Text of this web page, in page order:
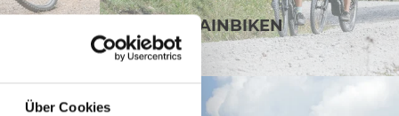
Über Cookies
MOUNTAINBIKEN